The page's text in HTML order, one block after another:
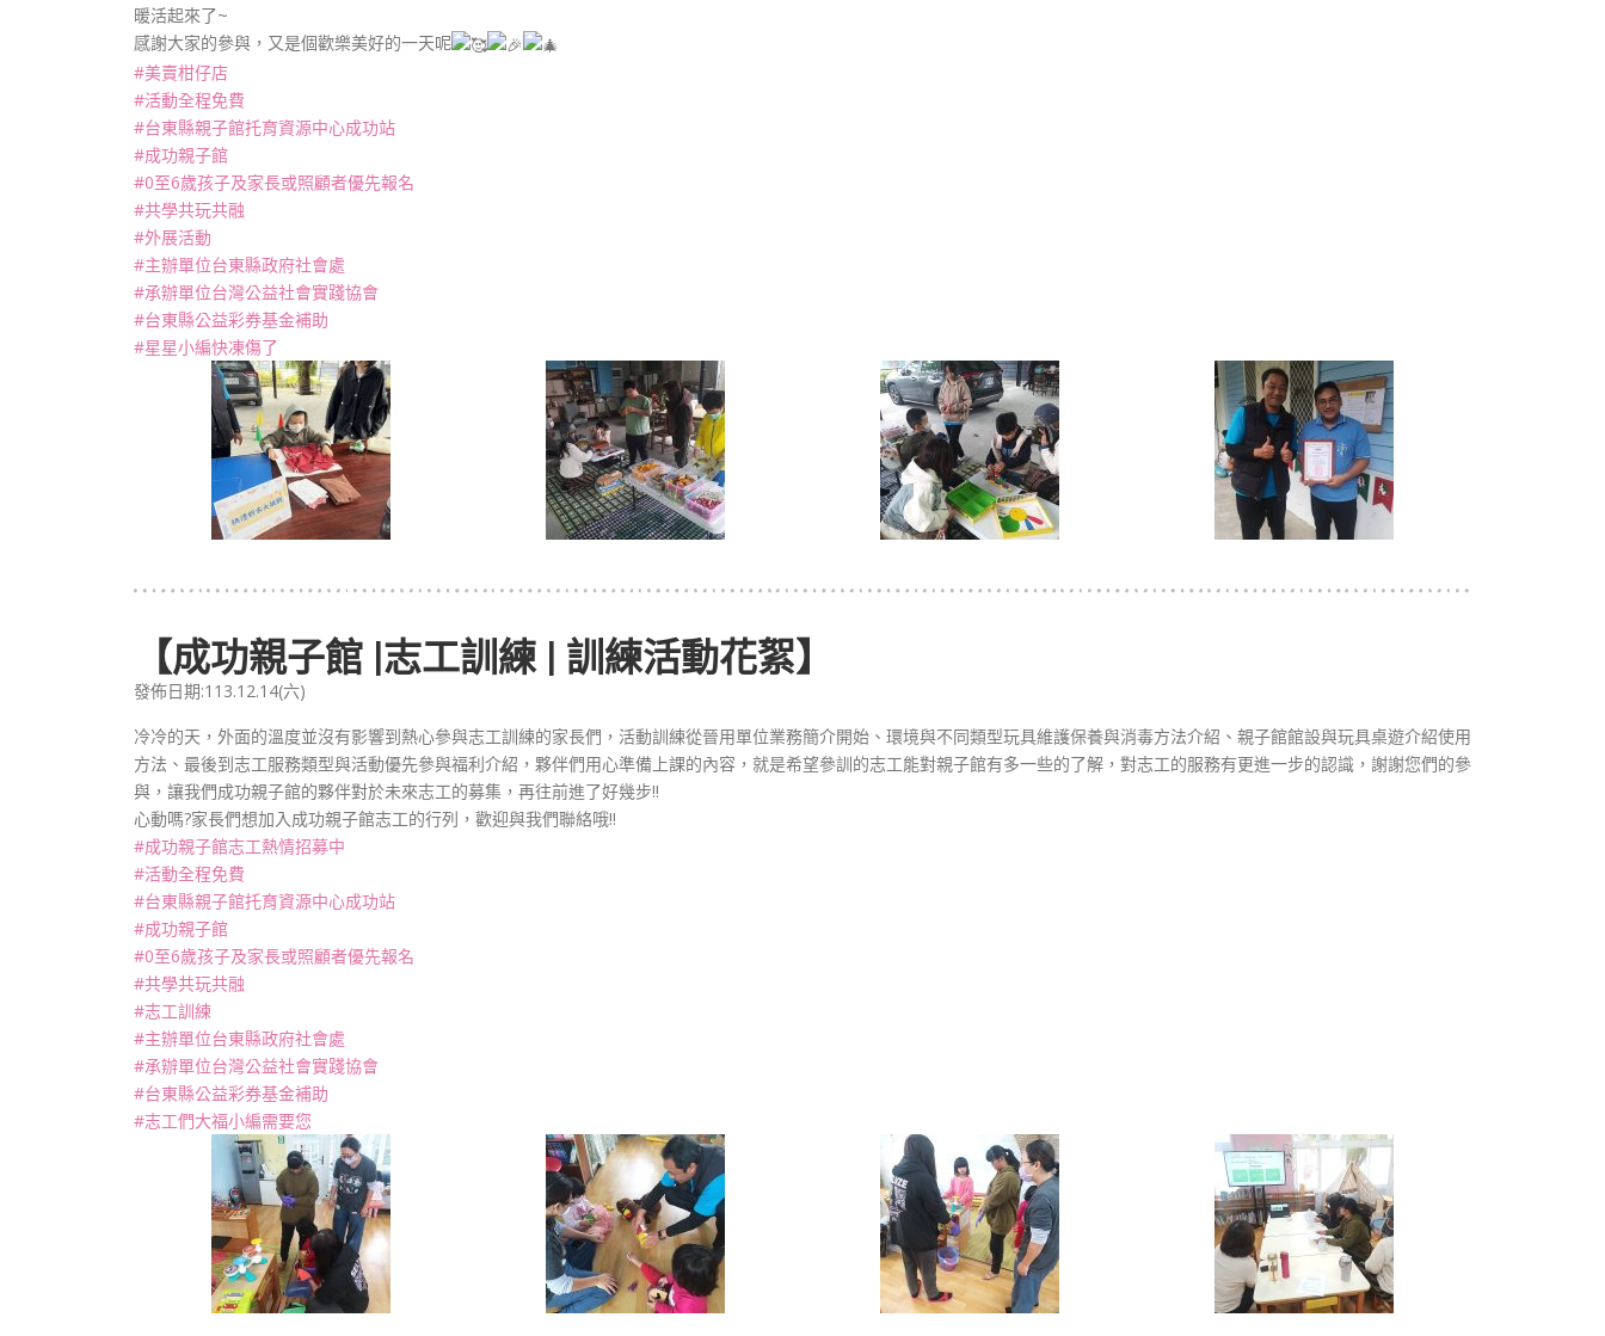
暖活起來了~
感謝大家的參與，又是個歡樂美好的一天呢
#美賣柑仔店
#活動全程免費
#台東縣親子館托育資源中心成功站
#成功親子館
#0至6歲孩子及家長或照顧者優先報名
#共學共玩共融
#外展活動
#主辦單位台東縣政府社會處
#承辦單位台灣公益社會實踐協會
#台東縣公益彩券基金補助
#星星小編快凍傷了
【成功親子館 |志工訓練 | 訓練活動花絮】
發佈日期:113.12.14(六)
冷冷的天，外面的溫度並沒有影響到熱心參與志工訓練的家長們，活動訓練從晉用單位業務簡介開始、環境與不同類型玩具維護保養與消毒方法介紹、親子館館設與玩具桌遊介紹使用
方法、最後到志工服務類型與活動優先參與福利介紹，夥伴們用心準備上課的內容，就是希望參訓的志工能對親子館有多一些的了解，對志工的服務有更進一步的認識，謝謝您們的參
與，讓我們成功親子館的夥伴對於未來志工的募集，再往前進了好幾步!!
心動嗎?家長們想加入成功親子館志工的行列，歡迎與我們聯絡哦!!
#成功親子館志工熱情招募中
#活動全程免費
#台東縣親子館托育資源中心成功站
#成功親子館
#0至6歲孩子及家長或照顧者優先報名
#共學共玩共融
#志工訓練
#主辦單位台東縣政府社會處
#承辦單位台灣公益社會實踐協會
#台東縣公益彩券基金補助
#志工們大福小編需要您